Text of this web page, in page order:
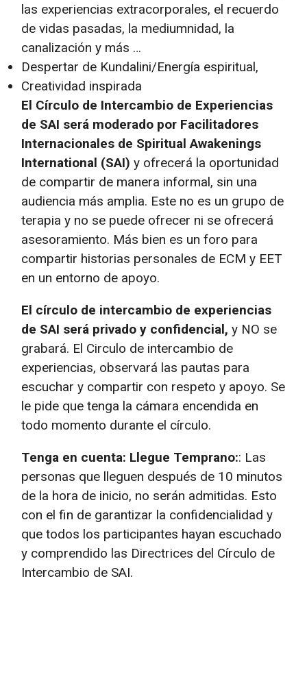
las experiencias extracorporales, el recuerdo
de vidas pasadas, la mediumnidad, la
canalización y más …
Despertar de Kundalini/Energía espiritual,
Creatividad inspirada
El Círculo de Intercambio de Experiencias
de SAI será moderado por Facilitadores
Internacionales de Spiritual Awakenings
International (SAI) y ofrecerá la oportunidad
de compartir de manera informal, sin una
audiencia más amplia. Este no es un grupo de
terapia y no se puede ofrecer ni se ofrecerá
asesoramiento. Más bien es un foro para
compartir historias personales de ECM y EET
en un entorno de apoyo.
El círculo de intercambio de experiencias
de SAI será privado y confidencial, y NO se
grabará. El Circulo de intercambio de
experiencias, observará las pautas para
escuchar y compartir con respeto y apoyo. Se
le pide que tenga la cámara encendida en
todo momento durante el círculo.
Tenga en cuenta: Llegue Temprano:: Las
personas que lleguen después de 10 minutos
de la hora de inicio, no serán admitidas. Esto
con el fin de garantizar la confidencialidad y
que todos los participantes hayan escuchado
y comprendido las Directrices del Círculo de
Intercambio de SAI.